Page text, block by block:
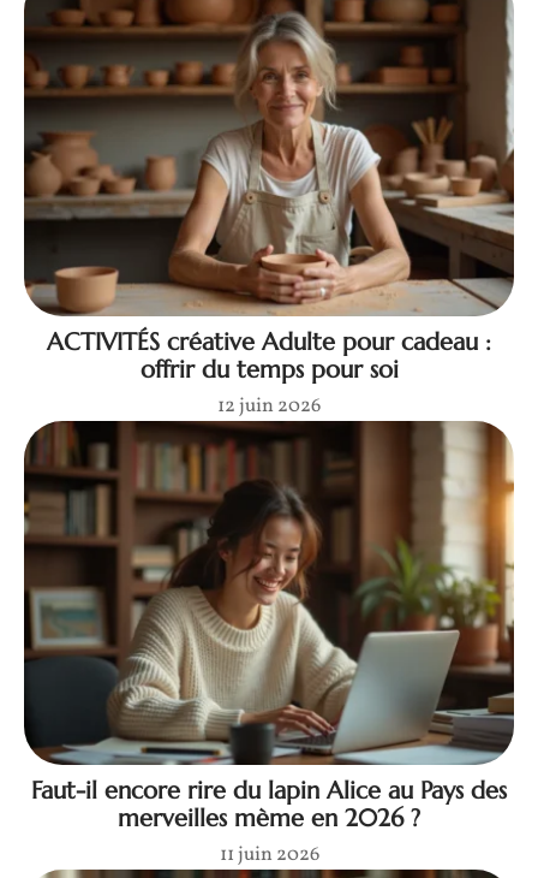
ACTIVITÉS créative Adulte pour cadeau :
offrir du temps pour soi
12 juin 2026
Faut-il encore rire du lapin Alice au Pays des
merveilles mème en 2026 ?
11 juin 2026